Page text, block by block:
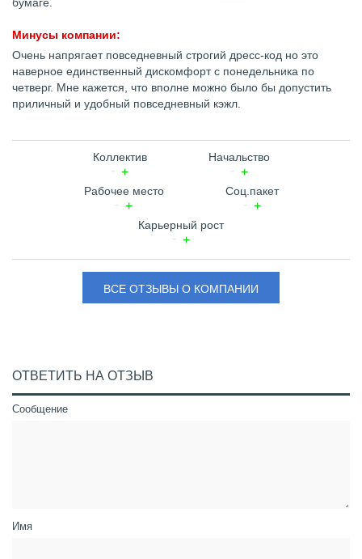
Минусы компании:
Очень напрягает повседневный строгий дресс-код но это
наверное единственный дискомфорт с понедельника по
четверг. Мне кажется, что вполне можно было бы допустить
приличный и удобный повседневный кэжл.
Коллектив Начальство
Рабочее место Соц.пакет
Карьерный рост
ВСЕ ОТЗЫВЫ О КОМПАНИИ
ОТВЕТИТЬ НА ОТЗЫВ
Сообщение
Имя